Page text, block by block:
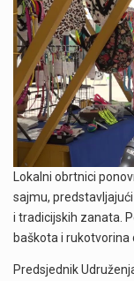
Lokalni obrtnici
sajmu,
i tradicijskih zanata.
baškota i rukotvorina
Predsjednik